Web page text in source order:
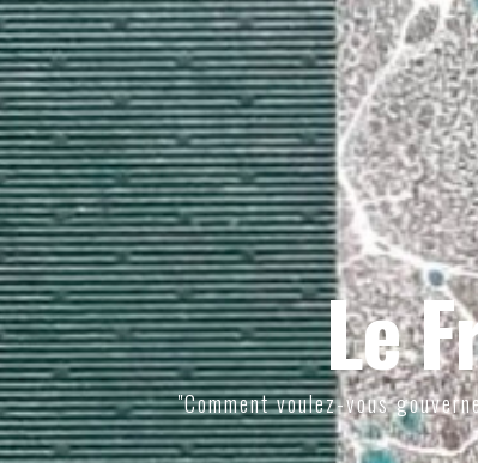
Le
"Comment voulez-vous